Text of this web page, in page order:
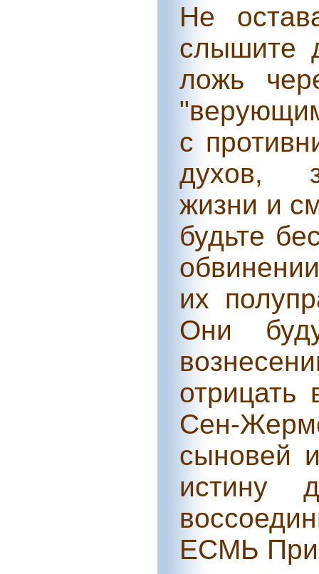
Не
слышите
ложь
с
духов,
жизни и
будьте
их
Они
отрицать
Сен-
сыновей
истину
ЕСМЬ